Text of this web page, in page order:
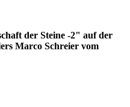
der Steine -2" auf der
Marco Schreier vom